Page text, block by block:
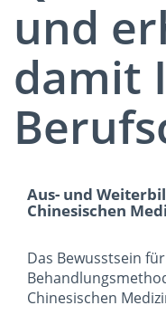
und
damit
Aus- und
Chinesischen
Das Bewusstsein
Chinesischen